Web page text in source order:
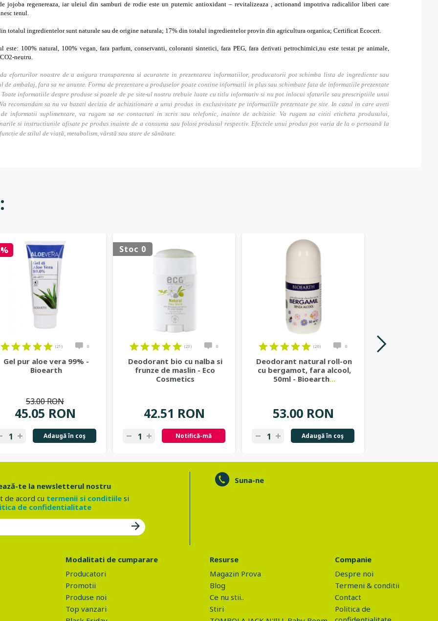
jojoba regenereaza, iar uleiul din samburi de rodie este un puternic antioxidant – revitalizeaza , actionand impotriva radicalilor liberi care
tenul.
totalul ingredientelor sunt naturale sau de origine naturala; 17% din totalul ingredientelor provin din agricultura organica; Certificat Ecocert.
este: 100% natural, 100% vegan, fara parfum, conservanti, coloranti sintetici, fara PEG, fara derivati petrochimici,nu este testat pe animale,
neutru.
eforturilor noastre de a asigura transparenta si acuratete in prezentarea informatiilor, producatorii pot schimba lista de ingrediente sau
de ambalaj, fara sa ne anunte. Forma de prezentare a produselor poate contine informatii in plus sau schimbate fata de informatiile prezentate
Toate informatiile despre produse si pozele de pe site-ul nostru trebuie luate cu titlu informativ si nu pot inlocui sfaturile sau prescriptiile unui
recomandam sa nu va bazati decizia de achizitionare a unui produs in exclusivitate pe informatiile prezentate pe site. In cazul in care aveti
de informatii suplimentare, va rugam sa ne contactati in scris sau telefonic, inainte de achizitie. Va rugam sa cititi eticheta produsului,
si instructiunile afisate pe produs inainte de a consuma sau folosi produsul respectiv. Efectele unui produs pot varia de la o persoană la
de stilul de viață, metabolism, vârstă sau stare de sănătate.
(21) 0
Gel pur aloe vera 99% -
Bioearth
45.05 RON
53.00 RON
Adaugă în coş
Stoc 0
(23) 0
Deodorant bio cu nalba si
frunze de maslin - Eco
Cosmetics
42.51 RON
Notifică-mă
(20) 0
Deodorant natural roll-on
cu bergamot, fara alcool,
50ml - Bioearth...
53.00 RON
Adaugă în coş
te la newsletterul nostru
de acord cu termenii si conditiilesi
de confidentialitate
Suna-ne
Modalitati de cumparare
Producatori
Promotii
Produse noi
Top vanzari
Resurse
Magazin Prova
Blog
Ce nu stii..
Stiri
Companie
Despre noi
Termeni & conditii
Contact
Politica de